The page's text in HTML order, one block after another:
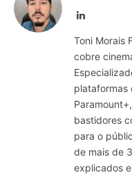
LinkedIn
Toni Morais
cobre
plataformas
bastidores
para o
de mais de
explicados